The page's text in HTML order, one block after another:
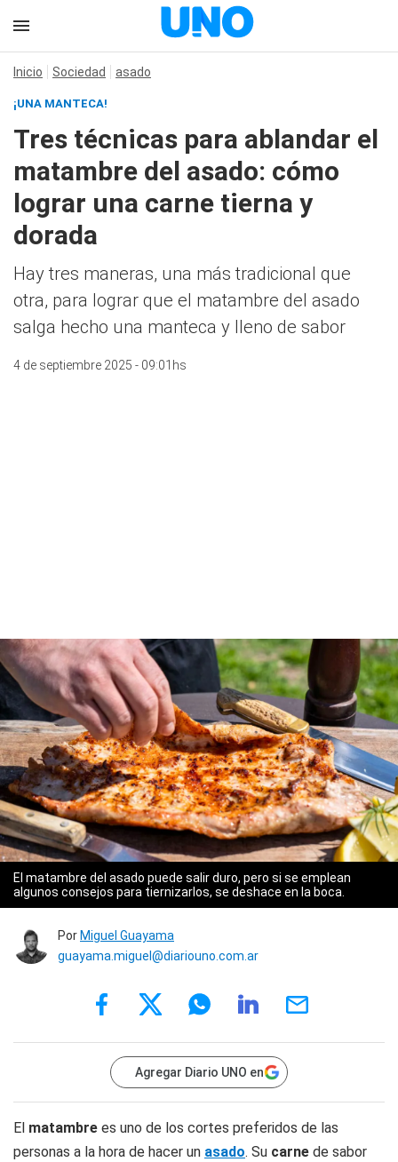
Inicio Sociedad asado
¡UNA MANTECA!
Tres técnicas para ablandar el
matambre del asado: cómo
lograr una carne tierna y
dorada
Hay tres maneras, una más tradicional que
otra, para lograr que el matambre del asado
salga hecho una manteca y lleno de sabor
4 de septiembre 2025 - 09:01hs
El matambre del asado puede salir duro, pero si se emplean
algunos consejos para tiernizarlos, se deshace en la boca.
Por Miguel Guayama
guayama.miguel@diariouno.com.ar
Agregar Diario UNO en
El matambre es uno de los cortes preferidos de las
personas a la hora de hacer un asado. Su carne de sabor